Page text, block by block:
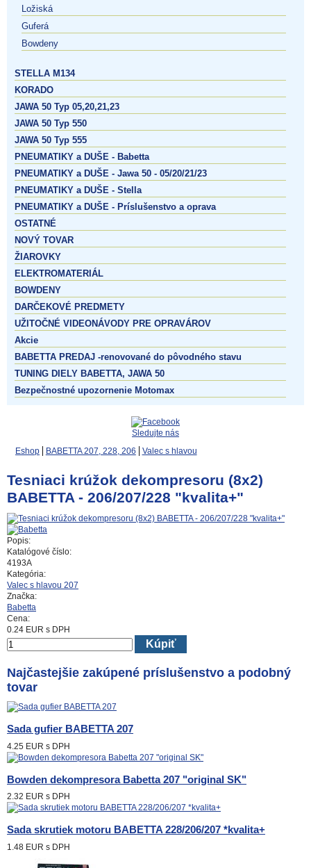
Ložiská
Guferá
Bowdeny
STELLA M134
KORADO
JAWA 50 Typ 05,20,21,23
JAWA 50 Typ 550
JAWA 50 Typ 555
PNEUMATIKY a DUŠE - Babetta
PNEUMATIKY a DUŠE - Jawa 50 - 05/20/21/23
PNEUMATIKY a DUŠE - Stella
PNEUMATIKY a DUŠE - Príslušenstvo a oprava
OSTATNÉ
NOVÝ TOVAR
ŽIAROVKY
ELEKTROMATERIÁL
BOWDENY
DARČEKOVÉ PREDMETY
UŽITOČNÉ VIDEONÁVODY PRE OPRAVÁROV
Akcie
BABETTA PREDAJ -renovované do pôvodného stavu
TUNING DIELY BABETTA, JAWA 50
Bezpečnostné upozornenie Motomax
Sledujte nás
Eshop
BABETTA 207, 228, 206 Valec s hlavou
Tesniaci krúžok dekompresoru (8x2)
BABETTA - 206/207/228 "kvalita+"
Popis:
Katalógové číslo:
4193A
Kategória:
Valec s hlavou 207
Značka:
Babetta
Cena:
0.24 EUR s DPH
Kúpiť
Najčastejšie zakúpené príslušenstvo a podobný
tovar
Sada gufier BABETTA 207
4.25 EUR s DPH
Bowden dekompresora Babetta 207 "original SK"
2.32 EUR s DPH
Sada skrutiek motoru BABETTA 228/206/207 *kvalita+
1.48 EUR s DPH